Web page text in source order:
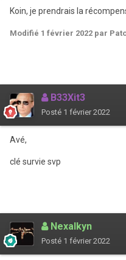
Koin, je prendrais la
Modifié 1 février 2022 par
B33Xit3
Posté 1 février 2022
Avé,
clé survie svp
Nexalkyn
Posté 1 février 2022